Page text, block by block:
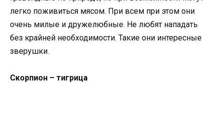
легко поживиться мясом. При всем при этом они
очень милые и дружелюбные. Не любят нападать
без крайней необходимости. Такие они интересные
зверушки.
Скорпион – тигрица